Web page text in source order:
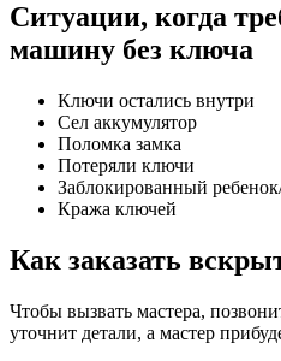
Ситуации, когда
машину без ключа
Ключи остались внутри
Сел аккумулятор
Поломка замка
Потеряли ключи
Заблокированный
Кража ключей
Как заказать
Чтобы вызвать мастера,
уточнит детали, а мастер